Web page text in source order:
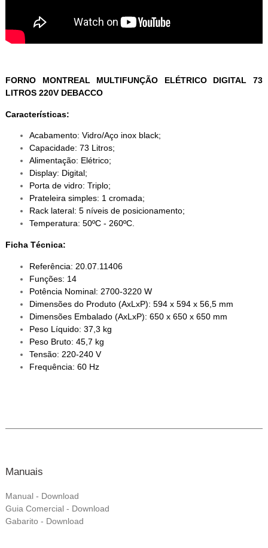
FORNO MONTREAL MULTIFUNÇÃO ELÉTRICO DIGITAL 73
LITROS 220V DEBACCO
Características:
Acabamento: Vidro/Aço inox black;
Capacidade: 73 Litros;
Alimentação: Elétrico;
Display: Digital;
Porta de vidro: Triplo;
Prateleira simples: 1 cromada;
Rack lateral: 5 níveis de posicionamento;
Temperatura: 50ºC - 260ºC.
Ficha Técnica:
Referência: 20.07.11406
Funções: 14
Potência Nominal: 2700-3220 W
Dimensões do Produto (AxLxP): 594 x 594 x 56,5 mm
Dimensões Embalado (AxLxP): 650 x 650 x 650 mm
Peso Líquido: 37,3 kg
Peso Bruto: 45,7 kg
Tensão: 220-240 V
Frequência: 60 Hz
Manuais
Manual - Download
Guia Comercial - Download
Gabarito - Download